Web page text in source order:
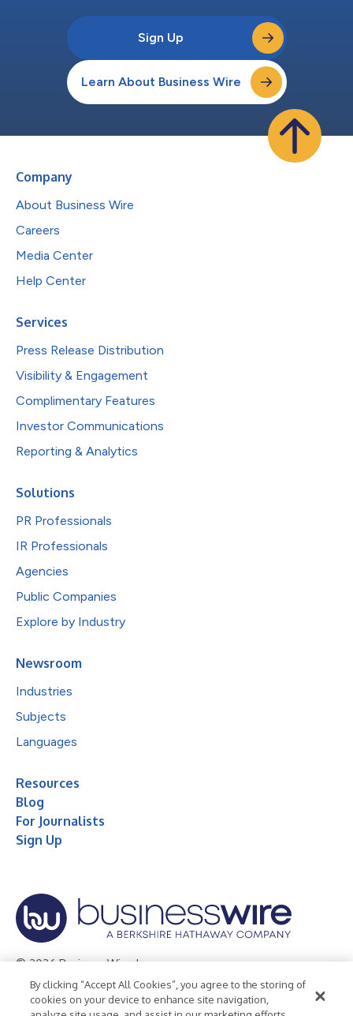
Sign Up
Learn About Business Wire
Company
About Business Wire
Careers
Media Center
Help Center
Services
Press Release Distribution
Visibility & Engagement
Complimentary Features
Investor Communications
Reporting & Analytics
Solutions
PR Professionals
IR Professionals
Agencies
Public Companies
Explore by Industry
Newsroom
Industries
Subjects
Languages
Resources
Blog
For Journalists
Sign Up
© 2026 Business Wire, Inc.
Privacy Policy Cookie Policy
Accessibility Statement
By clicking “Accept All Cookies”, you agree to the storing of
cookies on your device to enhance site navigation,